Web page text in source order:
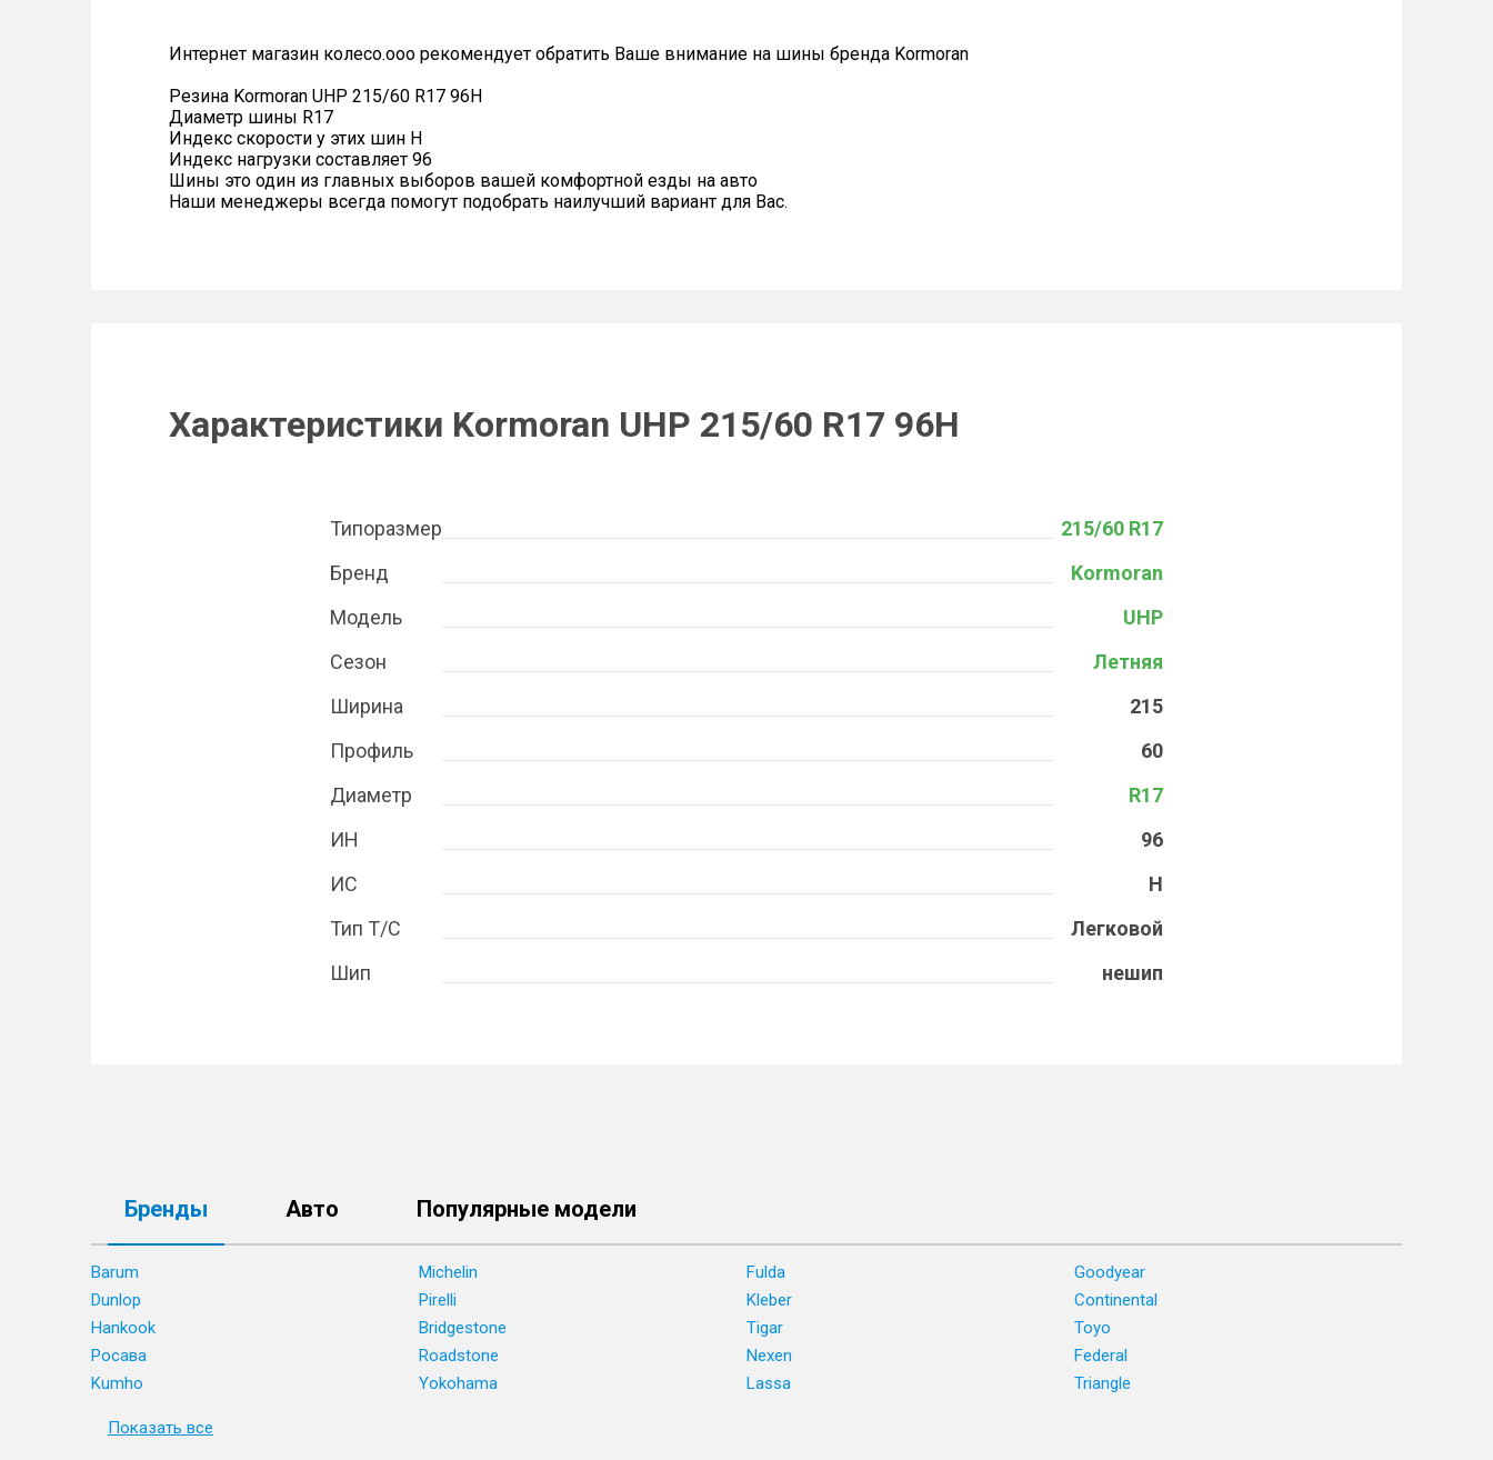
Интернет магазин колесо.ооо рекомендует обратить Ваше внимание на шины бренда Kormoran
Резина Kormoran UHP 215/60 R17 96H
Диаметр шины R17
Индекс скорости у этих шин H
Индекс нагрузки составляет 96
Шины это один из главных выборов вашей комфортной езды на авто
Наши менеджеры всегда помогут подобрать наилучший вариант для Вас.
Характеристики Kormoran UHP 215/60 R17 96H
Типоразмер
215/60 R17
Бренд
Kormoran
Модель
UHP
Сезон
Летняя
Ширина
215
Профиль
60
Диаметр
R17
ИН
96
ИС
H
Тип Т/С
Легковой
Шип
нешип
Бренды Авто Популярные модели
Barum Michelin Fulda
Goodyear
Dunlop
Pirelli Kleber
Continental
Hankook
Bridgestone Tigar
Toyo
Росава
Roadstone Nexen
Federal
Kumho
Yokohama Lassa Triangle
Показать все